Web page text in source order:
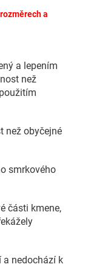
a
a lepením
než
než obyčejné
smrkového
části kmene,
a nedochází k